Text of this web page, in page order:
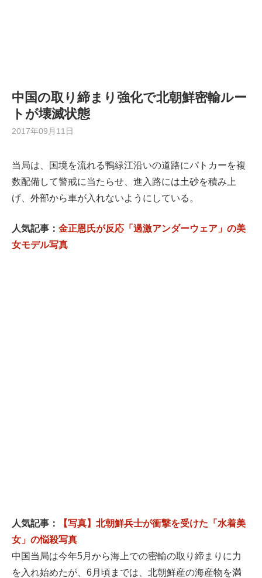
中国の取り締まり強化で北朝鮮密輸ルー
トが壊滅状態
2017年09月11日
当局は、国境を流れる鴨緑江沿いの道路にパトカーを複
数配備して警戒に当たらせ、進入路には土砂を積み上
げ、外部から車が入れないようにしている。
人気記事： 金正恩氏が反応「過激アンダーウェア」の美
女モデル写真
人気記事：
【写真】北朝鮮兵士が衝撃を受けた「水着美
女」の悩殺写真
中国当局は今年5月から海上での密輸の取り締まりに力
を入れ始めたが、6月頃までは、北朝鮮産の海産物を満